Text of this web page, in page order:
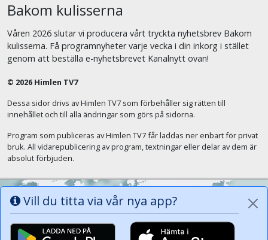
Bakom kulisserna
Våren 2026 slutar vi producera vårt tryckta nyhetsbrev Bakom
kulisserna. Få programnyheter varje vecka i din inkorg i stället
genom att beställa e-nyhetsbrevet Kanalnytt ovan!
Vill du titta via vår nya app?
© 2026 Himlen TV7
Dessa sidor drivs av Himlen TV7 som förbehåller sig rätten till
innehållet och till alla ändringar som görs på sidorna.
Program som publiceras av Himlen TV7 får laddas ner enbart för privat
bruk. All vidarepublicering av program, textningar eller delar av dem är
absolut förbjuden.
Alla tungor ska bekänna att Jesus Kristus
är Herren, Gud Fadern till ära. (Fil 2:11)